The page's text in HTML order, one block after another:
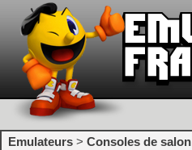
Emulateurs > Consoles de salon